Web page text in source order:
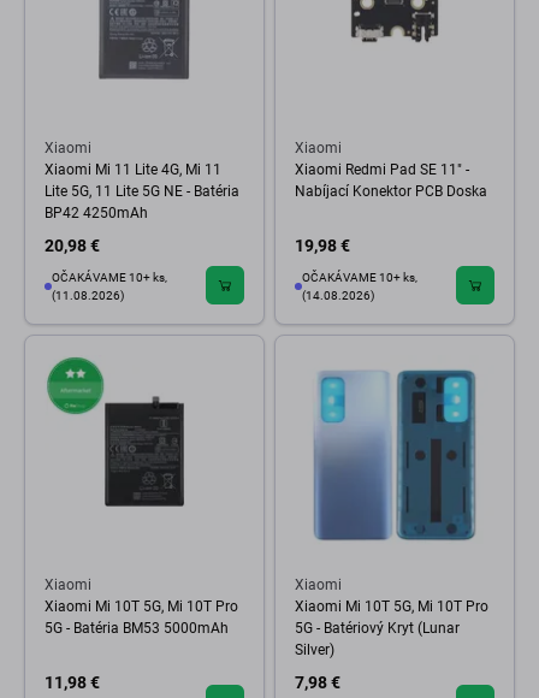
Xiaomi
Xiaomi Mi 11 Lite 4G, Mi 11
Lite 5G, 11 Lite 5G NE - Batéria
BP42 4250mAh
20,98 €
OČAKÁVAME 10+ ks,
(11.08.2026)
Xiaomi
Xiaomi Redmi Pad SE 11" -
Nabíjací Konektor PCB Doska
19,98 €
OČAKÁVAME 10+ ks,
(14.08.2026)
Xiaomi
Xiaomi Mi 10T 5G, Mi 10T Pro
5G - Batéria BM53 5000mAh
11,98 €
Xiaomi
Xiaomi Mi 10T 5G, Mi 10T Pro
5G - Batériový Kryt (Lunar
Silver)
7,98 €